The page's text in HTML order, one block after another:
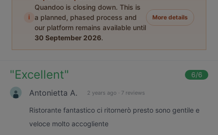
i
Quandoo is closing down. This is
a planned, phased process and
our platform remains available until
30 September 2026.
More details
"Excellent" 6/6
Antonietta A. 2 years ago · 7 reviews
Ristorante fantastico ci ritornerò presto sono gentile e
veloce molto accogliente